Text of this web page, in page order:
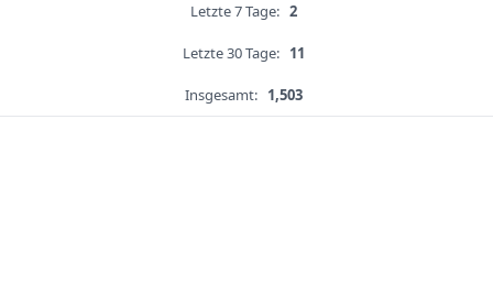
Letzte 7 Tage: 2
Letzte 30 Tage: 11
Insgesamt: 1,503